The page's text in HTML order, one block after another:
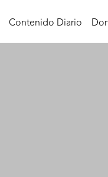
Contenido Diario